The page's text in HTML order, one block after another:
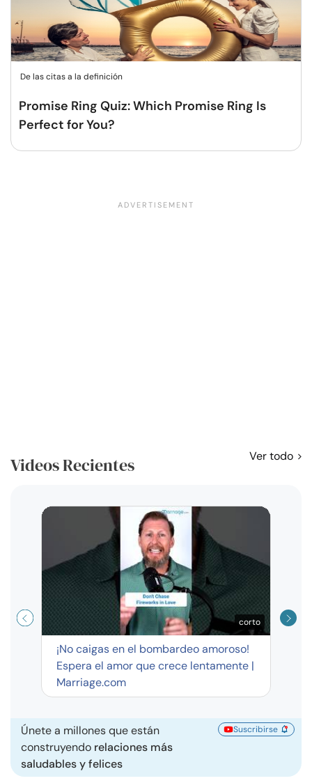
De las citas a la definición
Promise Ring Quiz: Which Promise Ring Is
Perfect for You?
Videos Recientes Ver todo
corto
¡No caigas en el bombardeo amoroso!
Espera el amor que crece lentamente |
Marriage.com
Únete a millones que están
construyendo relaciones más
saludables y felices
Suscribirse